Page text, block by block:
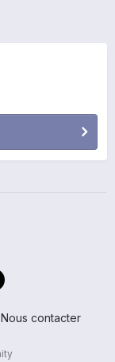
Nous contacter